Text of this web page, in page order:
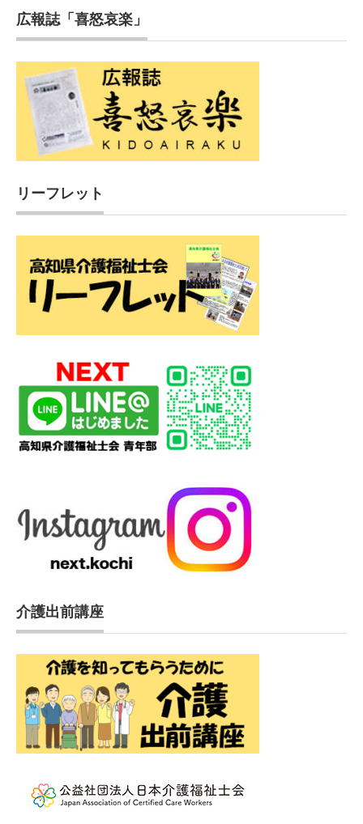
広報誌「喜怒哀楽」
リーフレット
介護出前講座